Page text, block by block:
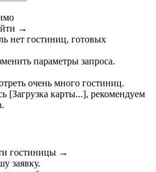
→
нет гостиниц, готовых
параметры запроса.
очень много гостиниц.
[Загрузка карты...], рекомендуем
.
гостиницы →
заявку.